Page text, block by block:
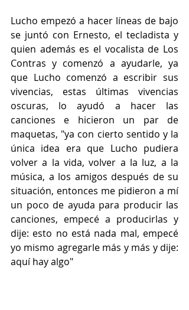
Lucho empezó a hacer líneas de bajo
se juntó con Ernesto, el tecladista y
quien además es el vocalista de Los
Contras y comenzó a ayudarle, ya
que Lucho comenzó a escribir sus
vivencias, estas últimas vivencias
oscuras, lo ayudó a hacer las
canciones e hicieron un par de
maquetas, "ya con cierto sentido y la
única idea era que Lucho pudiera
volver a la vida, volver a la luz, a la
música, a los amigos después de su
situación, entonces me pidieron a mí
un poco de ayuda para producir las
canciones, empecé a producirlas y
dije: esto no está nada mal, empecé
yo mismo agregarle más y más y dije:
aquí hay algo"